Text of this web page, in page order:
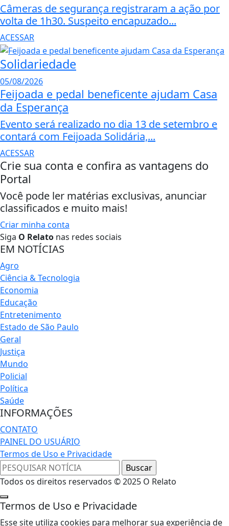
Câmeras de segurança registraram a ação por
volta de 1h30. Suspeito encapuzado...
ACESSAR
Solidariedade
05/08/2026
Feijoada e pedal beneficente ajudam Casa
da Esperança
Evento será realizado no dia 13 de setembro e
contará com Feijoada Solidária,...
ACESSAR
Crie sua conta e confira as vantagens do
Portal
Você pode ler matérias exclusivas, anunciar
classificados e muito mais!
Criar minha conta
Siga O Relato nas redes sociais
EM NOTÍCIAS
Agro
Ciência & Tecnologia
Economia
Educação
Entretenimento
Estado de São Paulo
Geral
Justiça
Mundo
Policial
Política
Saúde
INFORMAÇÕES
CONTATO
PAINEL DO USUÁRIO
Termos de Uso e Privacidade
Todos os direitos reservados © 2025 O Relato
Termos de Uso e Privacidade
Esse site utiliza cookies para melhorar sua experiência de